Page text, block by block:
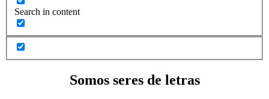
Search in content
Somos seres de letras